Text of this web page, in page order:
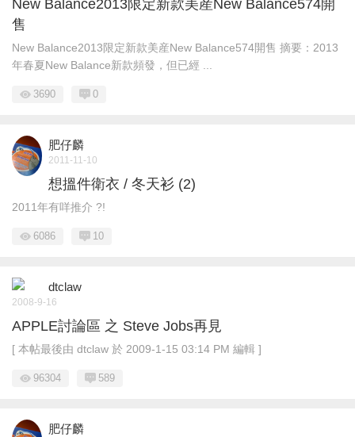
New Balance2013限定新款美産New Balance574開
售
New Balance2013限定新款美産New Balance574開售 摘要：2013
年春夏New Balance新款頻發，但已經 ...
3690 0
肥仔麟
2011-11-10
想搵件衛衣 / 冬天衫 (2)
2011年有咩推介 ?!
6086 10
dtclaw
2008-9-16
APPLE討論區 之 Steve Jobs再見
[ 本帖最後由 dtclaw 於 2009-1-15 03:14 PM 編輯 ]
96304 589
肥仔麟